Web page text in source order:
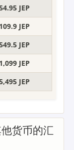
JEP
109.9 JEP
JEP
1,099 JEP
JEP
货币的汇